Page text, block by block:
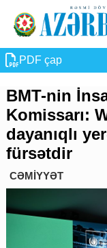
PDF çap
BMT-nin
Komissarı:
dayanıqlı
fürsətdir
CƏMİYYƏT